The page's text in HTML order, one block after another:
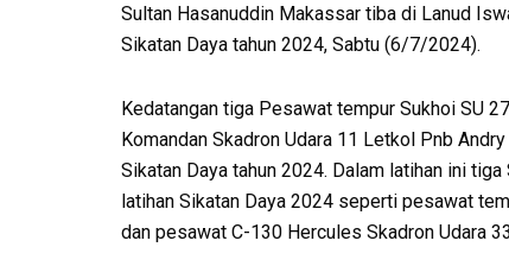
Sultan Hasanuddin Makassar tiba di Lanud
Sikatan Daya tahun 2024, Sabtu (6/7/2024).
Kedatangan tiga Pesawat tempur Sukhoi SU
Komandan Skadron Udara 11 Letkol Pnb
Sikatan Daya tahun 2024. Dalam latihan ini
latihan Sikatan Daya 2024 seperti pesawat
dan pesawat C-130 Hercules Skadron Udara